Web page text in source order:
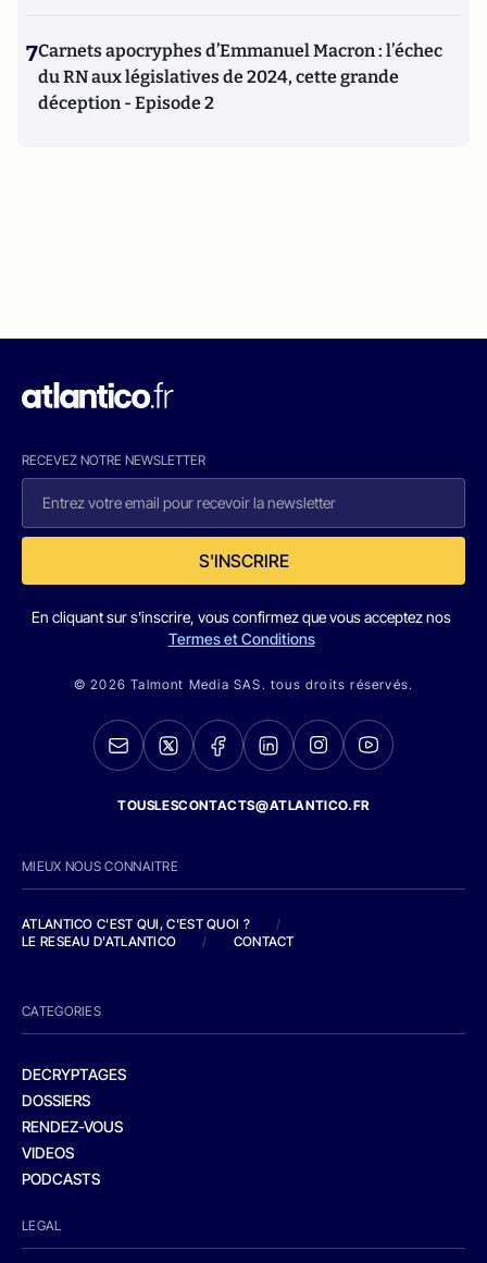
7Carnets apocryphes d’Emmanuel Macron : l’échec
du RN aux législatives de 2024, cette grande
déception - Episode 2
RECEVEZ NOTRE NEWSLETTER
S'INSCRIRE
En cliquant sur s'inscrire, vous confirmez que vous acceptez nos
Termes et Conditions
© 2026 Talmont Media SAS. tous droits réservés.
TOUSLESCONTACTS@ATLANTICO.FR
MIEUX NOUS CONNAITRE
ATLANTICO C'EST QUI, C'EST QUOI ?
/
LE RESEAU D'ATLANTICO
/ CONTACT
CATEGORIES
DECRYPTAGES
DOSSIERS
RENDEZ-VOUS
VIDEOS
PODCASTS
LEGAL